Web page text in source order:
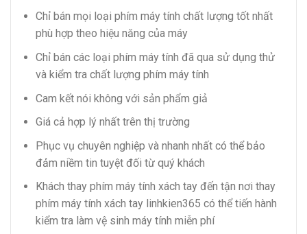
Chỉ bán mọi loại phím máy tính chất lượng tốt nhất
phù hợp theo hiệu năng của máy
Chỉ bán các loại phím máy tính đã qua sử dụng thử
và kiểm tra chất lượng phím máy tính
Cam kết nói không với sản phẩm giả
Giá cả hợp lý nhất trên thị trường
Phục vụ chuyên nghiệp và nhanh nhất có thể bảo
đảm niềm tin tuyệt đối từ quý khách
Khách thay phím máy tính xách tay đến tận nơi thay
phím máy tính xách tay linhkien365 có thể tiến hành
kiểm tra làm vệ sinh máy tính miễn phí